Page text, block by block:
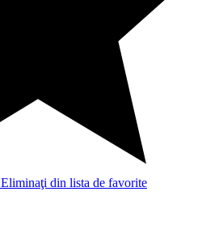
Eliminaţi din lista de favorite